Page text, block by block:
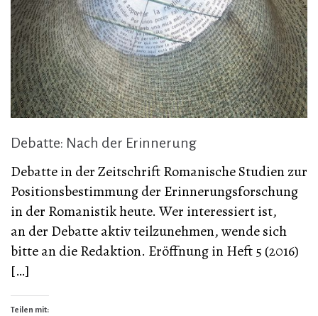
Debatte: Nach der Erinnerung
Debatte in der Zeitschrift Romanische Studien zur
Positionsbestimmung der Erinnerungsforschung
in der Romanistik heute. Wer interessiert ist,
an der Debatte aktiv teilzunehmen, wende sich
bitte an die Redaktion. Eröffnung in Heft 5 (2016)
[…]
Teilen mit: